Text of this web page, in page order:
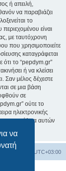
να
ή απειλή,
να παραβιάζει
το
είναι
με ταυτόχρονη
που χρησιμοποιείτε
καταγράφεται
ότι το “pepdym.gr”
ή να κλείσει
Σαν μέλος δέχεστε
σε μια βάση
σε
ούτε το
ηλεκτρονικής
σε απώλεια αυτών
UTC+03:00